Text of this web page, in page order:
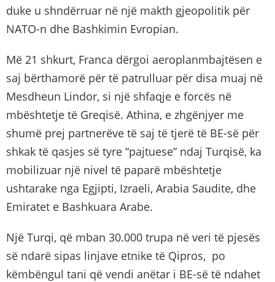
duke u shndërruar në një makth gjeopolitik për
NATO-n dhe Bashkimin Evropian.
Më 21 shkurt, Franca dërgoi aeroplanmbajtësen e
saj bërthamorë për të patrulluar për disa muaj në
Mesdheun Lindor, si një shfaqje e forcës në
mbështetje të Greqisë. Athina, e zhgënjyer me
shumë prej partnerëve të saj të tjerë të BE-së për
shkak të qasjes së tyre “pajtuese” ndaj Turqisë, ka
mobilizuar një nivel të paparë mbështetje
ushtarake nga Egjipti, Izraeli, Arabia Saudite, dhe
Emiratet e Bashkuara Arabe.
Një Turqi, që mban 30.000 trupa në veri të pjesës
së ndarë sipas linjave etnike të Qipros, po
këmbëngul tani që vendi anëtar i BE-së të ndahet